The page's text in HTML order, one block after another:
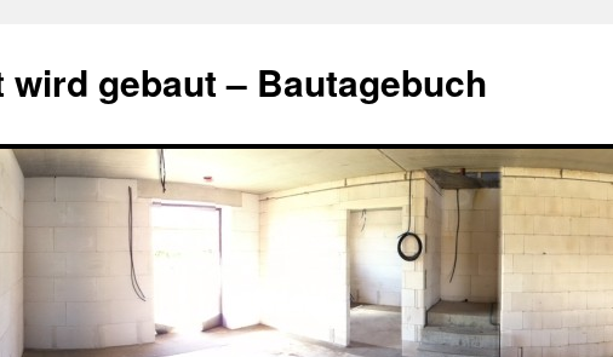
wird gebaut – Bautagebuch